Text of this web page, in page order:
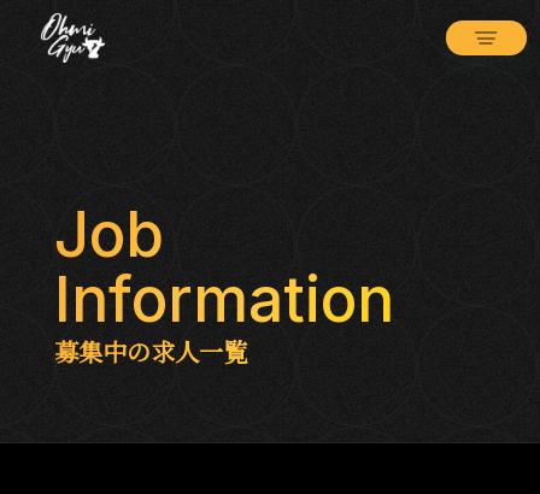
Job
Information
募集中の求人一覧